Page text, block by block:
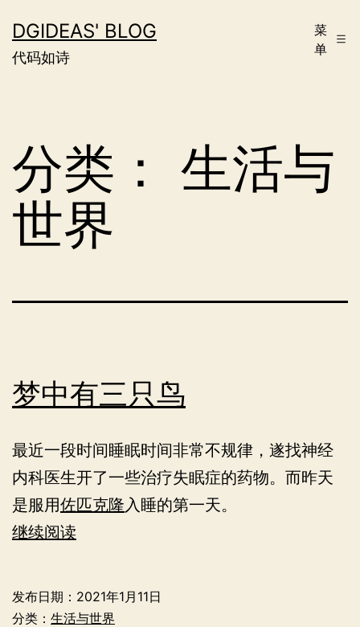
至
内
DGIDEAS' BLOG
代码如诗
菜
单
分类： 生活与
世界
梦中有三只鸟
最近一段时间睡眠时间非常不规律，遂找神经
内科医生开了一些治疗失眠症的药物。而昨天
是服用佐匹克隆 入睡的第一天。
继续阅读
三
发布日期： 2021年1月11日
分类： 生活与世界